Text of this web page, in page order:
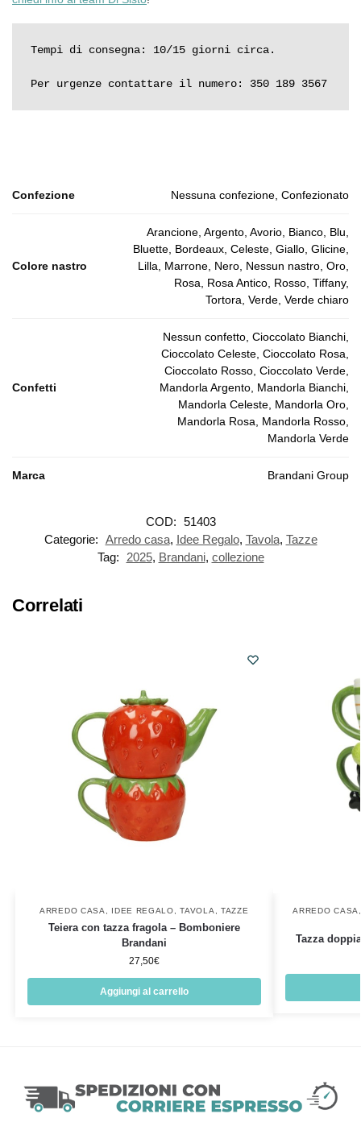
Tempi di consegna: 10/15 giorni circa.
Per urgenze contattare il numero: 350 189 3567
Confezione Nessuna confezione, Confezionato
Colore nastro
Arancione, Argento, Avorio, Bianco, Blu,
Bluette, Bordeaux, Celeste, Giallo, Glicine,
Lilla, Marrone, Nero, Nessun nastro, Oro,
Rosa, Rosa Antico, Rosso, Tiffany,
Tortora, Verde, Verde chiaro
Confetti
Nessun confetto, Cioccolato Bianchi,
Cioccolato Celeste, Cioccolato Rosa,
Cioccolato Rosso, Cioccolato Verde,
Mandorla Argento, Mandorla Bianchi,
Mandorla Celeste, Mandorla Oro,
Mandorla Rosa, Mandorla Rosso,
Mandorla Verde
Marca Brandani Group
COD: 51403
Categorie: Arredo casa, Idee Regalo, Tavola, Tazze
Tag:
2025, Brandani, collezione
Correlati
ARREDO CASA IDEE REGALO ,TAVOLA TAZZE
Teiera con tazza fragola – Bomboniere
Brandani
27,50€
Aggiungi al carrello
ARREDO CASA
Tazza